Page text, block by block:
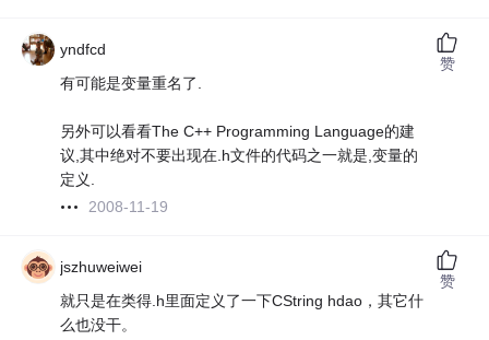
yndfcd
有可能是变量重名了.
另外可以看看The C++ Programming Language的建
议,其中绝对不要出现在.h文件的代码之一就是,变量的
定义.
2008-11-19
赞
jszhuweiwei
就只是在类得.h里面定义了一下CString hdao，其它什
么也没干。
赞